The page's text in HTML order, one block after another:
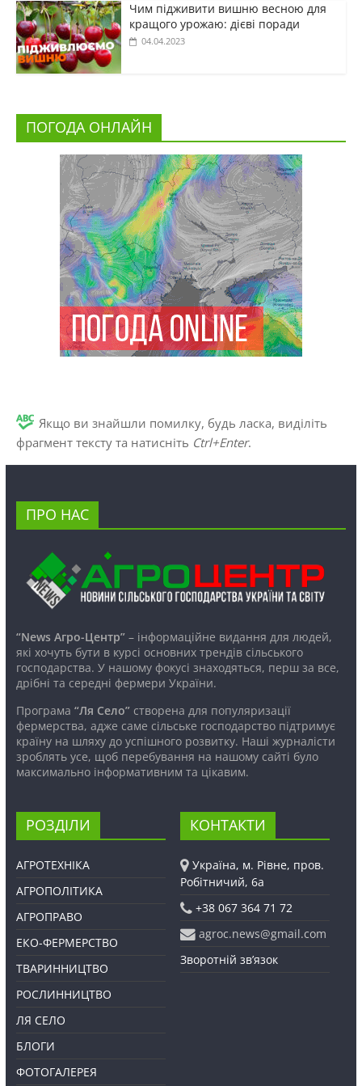
Чим підживити вишню весною для
кращого урожаю: дієві поради
04.04.2023
ПОГОДА ОНЛАЙН
Якщо ви знайшли помилку, будь ласка, виділіть
фрагмент тексту та натисніть Ctrl+Enter.
ПРО НАС
“News Агро-Центр”– інформаційне видання для людей,
які хочуть бути в курсі основних трендів сільського
господарства. У нашому фокусі знаходяться, перш за все,
дрібні та середні фермери України.
Програма “Ля Село”створена для популяризації
фермерства, адже саме сільське господарство підтримує
країну на шляху до успішного розвитку. Наші журналісти
зроблять усе, щоб перебування на нашому сайті було
максимально інформативним та цікавим.
РОЗДІЛИ
АГРОТЕХНІКА
АГРОПОЛІТИКА
АГРОПРАВО
ЕКО-ФЕРМЕРСТВО
ТВАРИННИЦТВО
РОСЛИННИЦТВО
ЛЯ СЕЛО
БЛОГИ
ФОТОГАЛЕРЕЯ
КОНТАКТИ
Україна, м. Рівне, пров.
Робітничий, 6а
+38 067 364 71 72
agroc.news@gmail.com
Зворотній зв’язок